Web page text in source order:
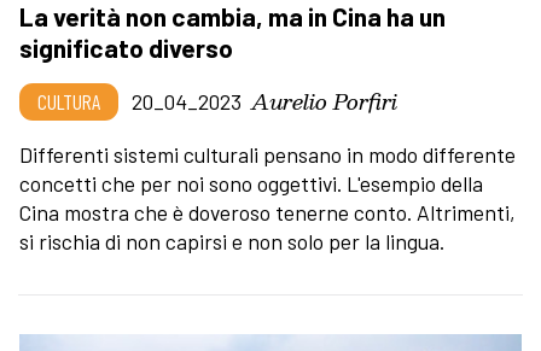
La verità non cambia, ma in Cina ha un
significato diverso
CULTURA 20_04_2023 Aurelio Porfiri
Differenti sistemi culturali pensano in modo differente
concetti che per noi sono oggettivi. L'esempio della
Cina mostra che è doveroso tenerne conto. Altrimenti,
si rischia di non capirsi e non solo per la lingua.